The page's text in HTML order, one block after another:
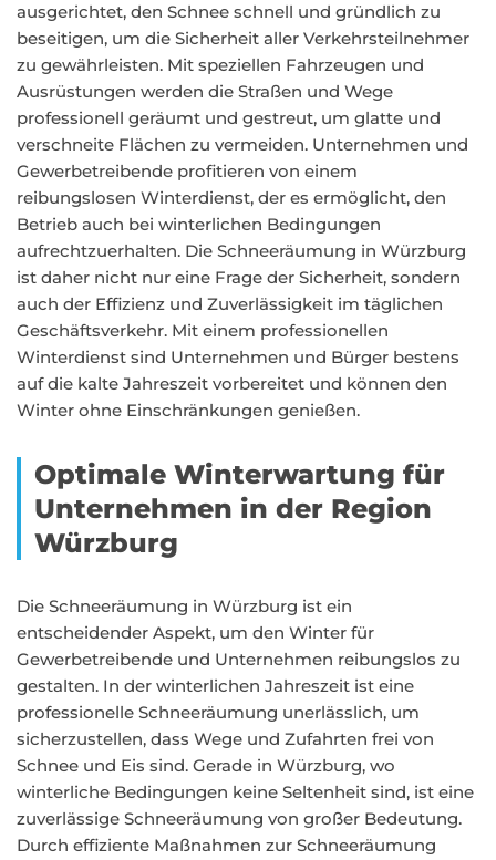
ausgerichtet, den Schnee schnell und gründlich zu
beseitigen, um die Sicherheit aller Verkehrsteilnehmer
zu gewährleisten. Mit speziellen Fahrzeugen und
Ausrüstungen werden die Straßen und Wege
professionell geräumt und gestreut, um glatte und
verschneite Flächen zu vermeiden. Unternehmen und
Gewerbetreibende profitieren von einem
reibungslosen Winterdienst, der es ermöglicht, den
Betrieb auch bei winterlichen Bedingungen
aufrechtzuerhalten. Die Schneeräumung in Würzburg
ist daher nicht nur eine Frage der Sicherheit, sondern
auch der Effizienz und Zuverlässigkeit im täglichen
Geschäftsverkehr. Mit einem professionellen
Winterdienst sind Unternehmen und Bürger bestens
auf die kalte Jahreszeit vorbereitet und können den
Winter ohne Einschränkungen genießen.
Optimale Winterwartung für
Unternehmen in der Region
Würzburg
Die Schneeräumung in Würzburg ist ein
entscheidender Aspekt, um den Winter für
Gewerbetreibende und Unternehmen reibungslos zu
gestalten. In der winterlichen Jahreszeit ist eine
professionelle Schneeräumung unerlässlich, um
sicherzustellen, dass Wege und Zufahrten frei von
Schnee und Eis sind. Gerade in Würzburg, wo
winterliche Bedingungen keine Seltenheit sind, ist eine
zuverlässige Schneeräumung von großer Bedeutung.
Durch effiziente Maßnahmen zur Schneeräumung